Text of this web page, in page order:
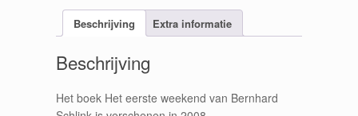
Beschrijving Extra informatie
Beschrijving
Het boek Het eerste weekend van Bernhard